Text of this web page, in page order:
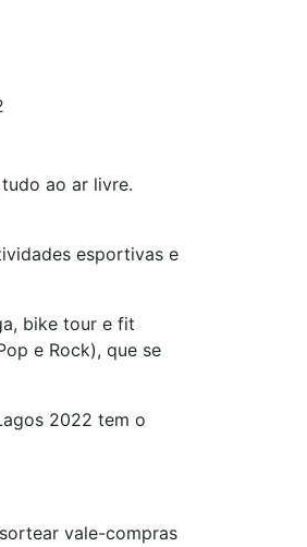
ao ar livre.
esportivas e
bike tour e fit
e Rock), que se
2022 tem o
vale-compras